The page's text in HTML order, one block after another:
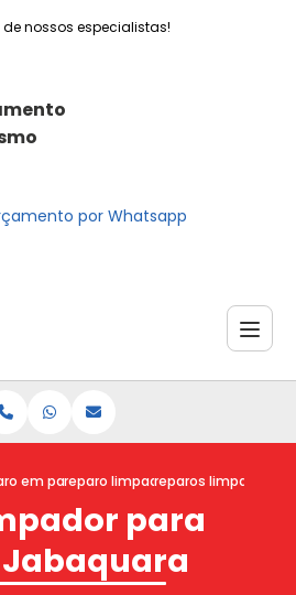
nossos especialistas!
por Whatsapp
em para brisas
reparo limpador para brisas fusca
reparos limpador
para